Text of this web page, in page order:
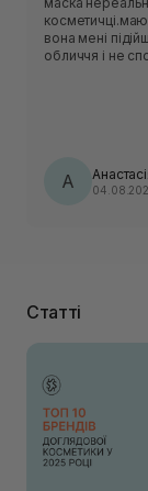
вона мені
обличчя і не
А
Статті